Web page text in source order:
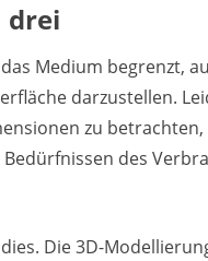
drei
Medium begrenzt,
darzustellen.
zu
des
Die 3D-